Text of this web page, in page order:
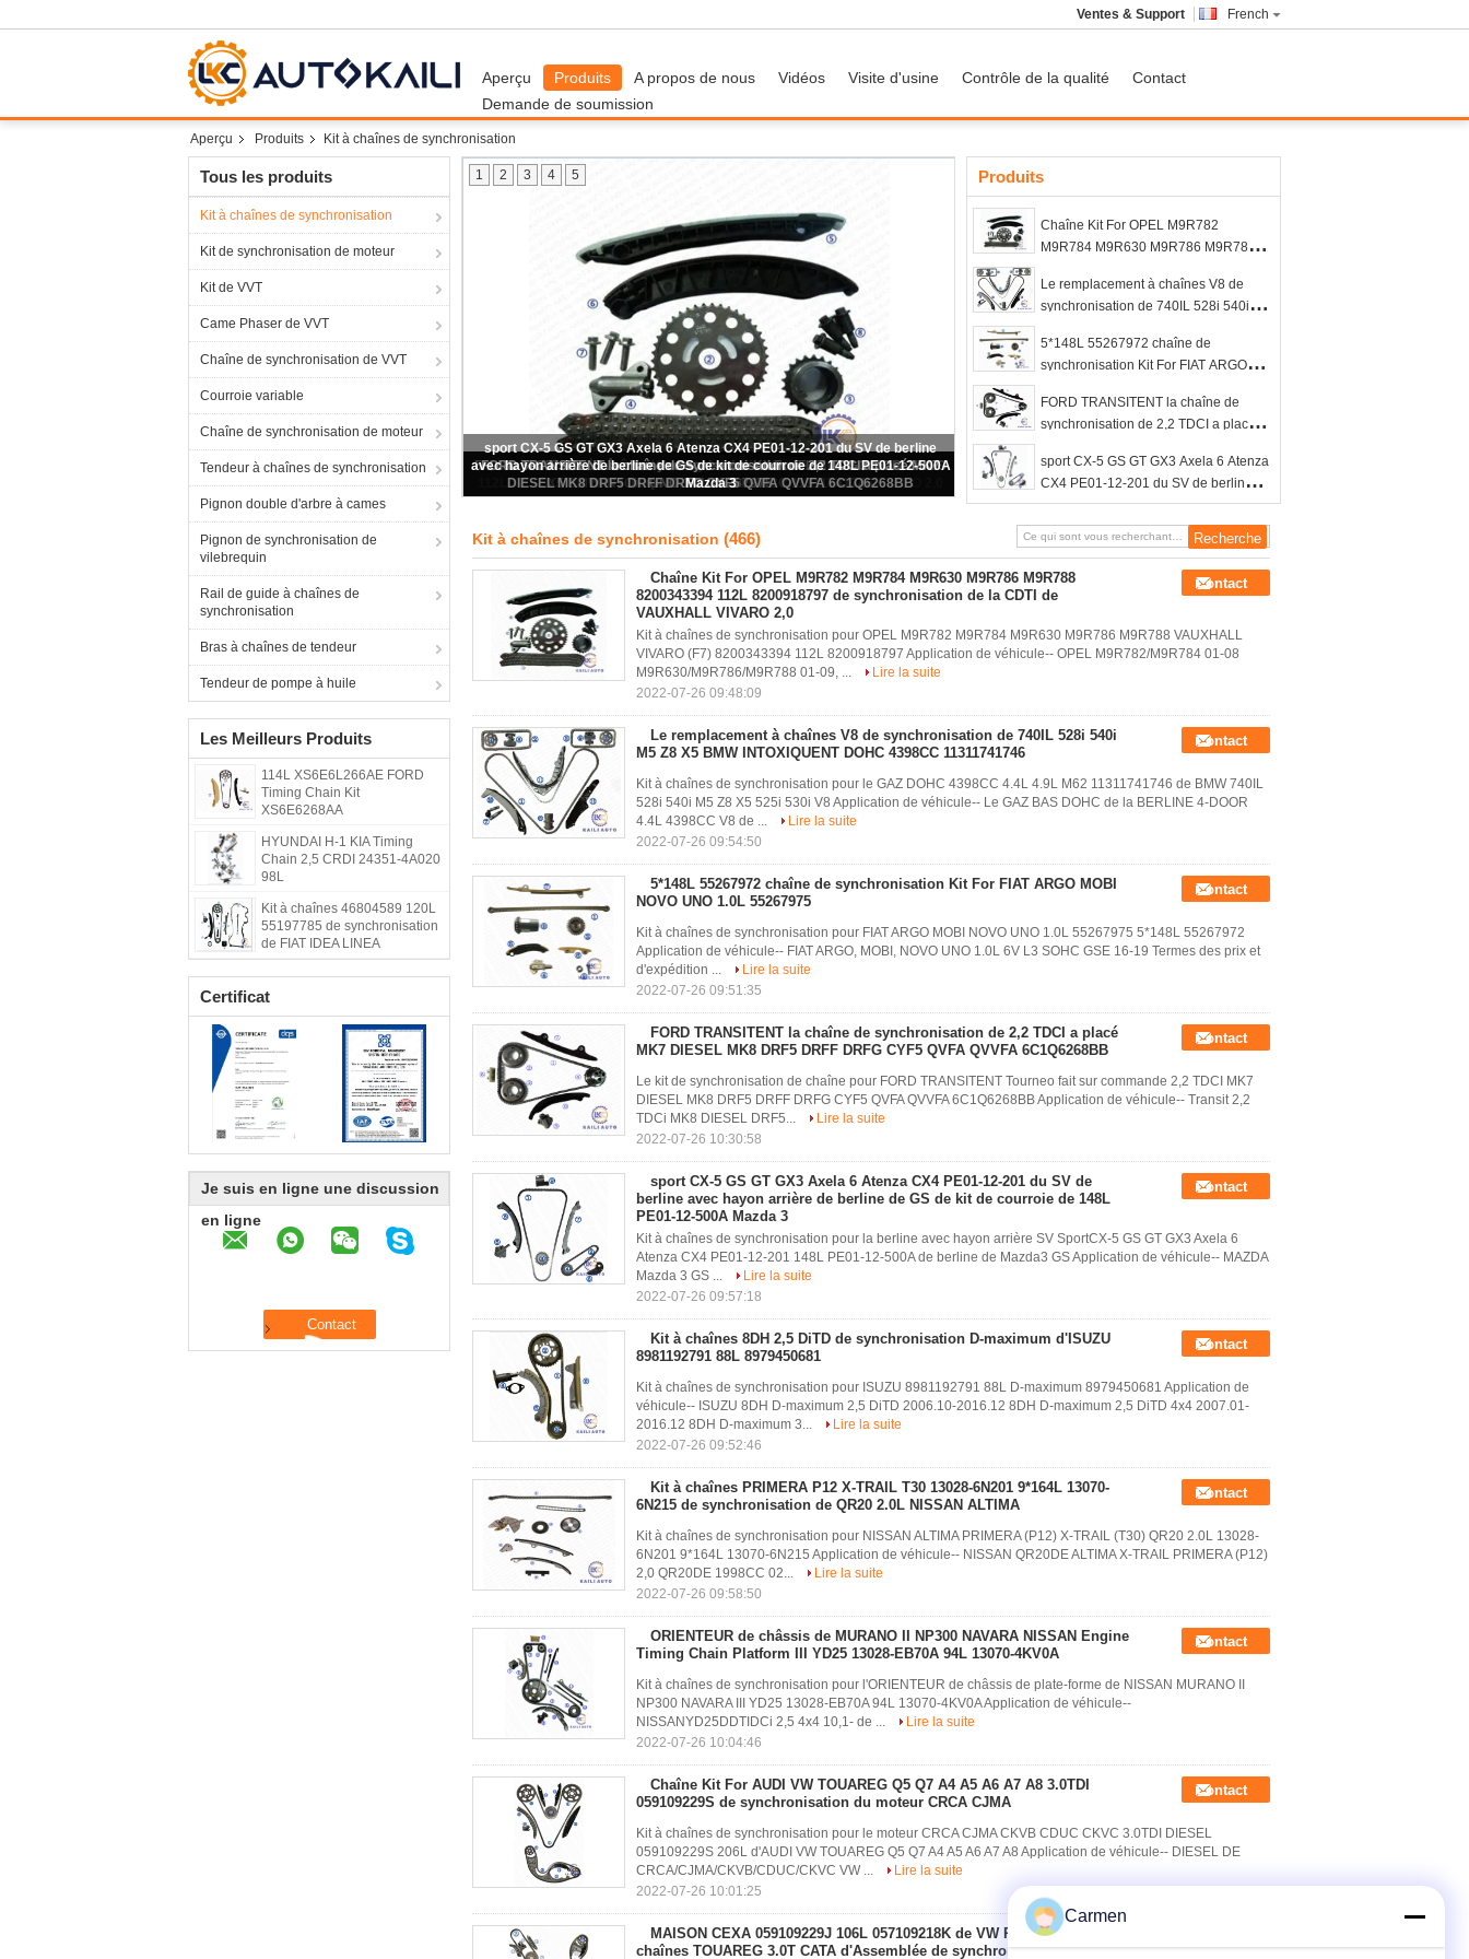
French
Ventes & Support
Aperçu Produits A propos de nous Vidéos Visite d'usine Contrôle de la qualité
Contact
Demande de soumission
Aperçu Produits Kit à chaînes de synchronisation
Tous les produits
Kit à chaînes de synchronisation
Kit de synchronisation de moteur
Kit de VVT
Came Phaser de VVT
Chaîne de synchronisation de VVT
Courroie variable
Chaîne de synchronisation de moteur
Tendeur à chaînes de synchronisation
Pignon double d'arbre à cames
Pignon de synchronisation de
vilebrequin
Rail de guide à chaînes de
synchronisation
Bras à chaînes de tendeur
Tendeur de pompe à huile
Les Meilleurs Produits
114L XS6E6L266AE FORD
Timing Chain Kit
XS6E6268AA
HYUNDAI H-1 KIA Timing
Chain 2,5 CRDI 24351-4A020
98L
Kit à chaînes 46804589 120L
55197785 de synchronisation
de FIAT IDEA LINEA
Certificat
Je suis en ligne une discussion
en ligne
Chaîne Kit For OPEL M9R782 M9R784 M9R630 M9R786 M9R788 8200343394
112L 8200918797 de synchronisation de la CDTI de VAUXHALL VIVARO 2,0
1 2 3 4 5 Produits
Chaîne Kit For OPEL M9R782
M9R784 M9R630 M9R786 M9R788
synchronisation de la CDTI de
VAUXHALL VIVARO 2,0
Le remplacement à chaînes V8 de
synchronisation de 740IL 528i 540i
4398CC 11311741746
5*148L 55267972 chaîne de
synchronisation Kit For FIAT ARGO
FORD TRANSITENT la chaîne de
synchronisation de 2,2 TDCI a placé
CYF5 QVFA QVVFA 6C1Q6268BB
sport CX-5 GS GT GX3 Axela 6 Atenza
CX4 PE01-12-201 du SV de berline
avec hayon arrière de berline de GS
de kit de courroie de 148L PE01-12-
500A Mazda 3
Kit à chaînes de synchronisation (466)
Chaîne Kit For OPEL M9R782 M9R784 M9R630 M9R786 M9R788
8200343394 112L 8200918797 de synchronisation de la CDTI de
VAUXHALL VIVARO 2,0
Contact
Kit à chaînes de synchronisation pour OPEL M9R782 M9R784 M9R630 M9R786 M9R788 VAUXHALL
VIVARO (F7) 8200343394 112L 8200918797 Application de véhicule-- OPEL M9R782/M9R784 01-08
M9R630/M9R786/M9R788 01-09, ...
Lire la suite
2022-07-26 09:48:09
Le remplacement à chaînes V8 de synchronisation de 740IL 528i 540i
M5 Z8 X5 BMW INTOXIQUENT DOHC 4398CC 11311741746
Contact
Kit à chaînes de synchronisation pour le GAZ DOHC 4398CC 4.4L 4.9L M62 11311741746 de BMW 740IL
528i 540i M5 Z8 X5 525i 530i V8 Application de véhicule-- Le GAZ BAS DOHC de la BERLINE 4-DOOR
4.4L 4398CC V8 de ...
Lire la suite
2022-07-26 09:54:50
5*148L 55267972 chaîne de synchronisation Kit For FIAT ARGO MOBI
NOVO UNO 1.0L 55267975
Contact
Kit à chaînes de synchronisation pour FIAT ARGO MOBI NOVO UNO 1.0L 55267975 5*148L 55267972
Application de véhicule-- FIAT ARGO, MOBI, NOVO UNO 1.0L 6V L3 SOHC GSE 16-19 Termes des prix et
d'expédition ...
Lire la suite
2022-07-26 09:51:35
FORD TRANSITENT la chaîne de synchronisation de 2,2 TDCI a placé
MK7 DIESEL MK8 DRF5 DRFF DRFG CYF5 QVFA QVVFA 6C1Q6268BB
Contact
Le kit de synchronisation de chaîne pour FORD TRANSITENT Tourneo fait sur commande 2,2 TDCI MK7
DIESEL MK8 DRF5 DRFF DRFG CYF5 QVFA QVVFA 6C1Q6268BB Application de véhicule-- Transit 2,2
TDCi MK8 DIESEL DRF5...
Lire la suite
2022-07-26 10:30:58
sport CX-5 GS GT GX3 Axela 6 Atenza CX4 PE01-12-201 du SV de
berline avec hayon arrière de berline de GS de kit de courroie de 148L
PE01-12-500A Mazda 3
Contact
Kit à chaînes de synchronisation pour la berline avec hayon arrière SV SportCX-5 GS GT GX3 Axela 6
Atenza CX4 PE01-12-201 148L PE01-12-500A de berline de Mazda3 GS Application de véhicule-- MAZDA
Mazda 3 GS ...
Lire la suite
2022-07-26 09:57:18
Kit à chaînes 8DH 2,5 DiTD de synchronisation D-maximum d'ISUZU
8981192791 88L 8979450681
Contact
Kit à chaînes de synchronisation pour ISUZU 8981192791 88L D-maximum 8979450681 Application de
véhicule-- ISUZU 8DH D-maximum 2,5 DiTD 2006.10-2016.12 8DH D-maximum 2,5 DiTD 4x4 2007.01-
2016.12 8DH D-maximum 3...
Lire la suite
2022-07-26 09:52:46
Kit à chaînes PRIMERA P12 X-TRAIL T30 13028-6N201 9*164L 13070-
6N215 de synchronisation de QR20 2.0L NISSAN ALTIMA
Contact
Kit à chaînes de synchronisation pour NISSAN ALTIMA PRIMERA (P12) X-TRAIL (T30) QR20 2.0L 13028-
6N201 9*164L 13070-6N215 Application de véhicule-- NISSAN QR20DE ALTIMA X-TRAIL PRIMERA (P12)
2,0 QR20DE 1998CC 02...
Lire la suite
2022-07-26 09:58:50
ORIENTEUR de châssis de MURANO II NP300 NAVARA NISSAN Engine
Timing Chain Platform III YD25 13028-EB70A 94L 13070-4KV0A
Contact
Kit à chaînes de synchronisation pour l'ORIENTEUR de châssis de plate-forme de NISSAN MURANO II
NP300 NAVARA III YD25 13028-EB70A 94L 13070-4KV0A Application de véhicule--
NISSANYD25DDTIDCi 2,5 4x4 10,1- de ...
Lire la suite
2022-07-26 10:04:46
Chaîne Kit For AUDI VW TOUAREG Q5 Q7 A4 A5 A6 A7 A8 3.0TDI
059109229S de synchronisation du moteur CRCA CJMA
Contact
Kit à chaînes de synchronisation pour le moteur CRCA CJMA CKVB CDUC CKVC 3.0TDI DIESEL
059109229S 206L d'AUDI VW TOUAREG Q5 Q7 A4 A5 A6 A7 A8 Application de véhicule-- DIESEL DE
CRCA/CJMA/CKVB/CDUC/CKVC VW ...
Lire la suite
2022-07-26 10:01:25
MAISON CEXA 059109229J 106L 057109218K de VW PHAETON à
chaînes TOUAREG 3.0T CATA d'Assemblée de synchronisation d'AUDI
Carmen